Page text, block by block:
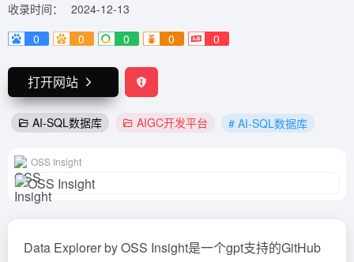
收录时间：
2024-12-13
0
0 0 0 0
打开网站
AI-SQL数据库 AIGC开发平台 # AI-SQL数据库
OSS Insight
Data Explorer by OSS Insight是一个gpt支持的GitHub